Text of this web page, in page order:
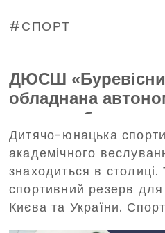
СПОРТ
ДЮСШ
обладнана
допоможе в цьому
фонд Дениса
Дитячо-юнацька
академічного
знаходиться в столиці.
спортивний резерв
Києва та України.